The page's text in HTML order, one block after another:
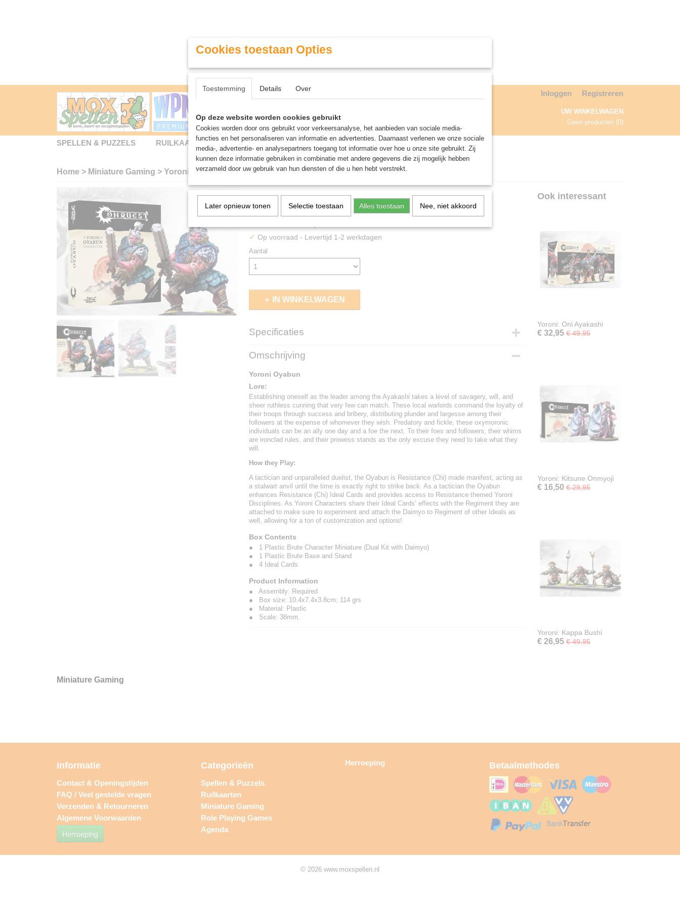
Contact & Openingstijden Inloggen Registreren
UW WINKELWAGEN
Geen producten (0)
SPELLEN & PUZZELS RUILKAARTEN MINIATURE GAMING ROLE PLAYING GAMES AGENDA
Home > Miniature Gaming > Yoroni: Oyabun
Yoroni: Oyabun
€ 16,50
✓ Op voorraad - Levertijd 1-2 werkdagen
Aantal
IN WINKELWAGEN
Specificaties
EAN code
Omschrijving
Yoroni Oyabun
Lore:
Establishing oneself as the leader among the Ayakashi takes a level of savagery, will, and
sheer ruthless cunning that very few can match. These local warlords command the loyalty of
their troops through success and bribery, distributing plunder and largesse among their
followers at the expense of whomever they wish. Predatory and fickle, these oxymoronic
individuals can be an ally one day and a foe the next. To their foes and followers, their whims
are ironclad rules, and their prowess stands as the only excuse they need to take what they
will.
How they Play:
A tactician and unparalleled duelist, the Oyabun is Resistance (Chi) made manifest, acting as
a stalwart anvil until the time is exactly right to strike back. As a tactician the Oyabun
enhances Resistance (Chi) Ideal Cards and provides access to Resistance themed Yoroni
Disciplines. As Yoroni Characters share their Ideal Cards’ effects with the Regiment they are
attached to make sure to experiment and attach the Daimyo to Regiment of other Ideals as
well, allowing for a ton of customization and options!
Box Contents
● 1 Plastic Brute Character Miniature (Dual Kit with Daimyo)
● 1 Plastic Brute Base and Stand
● 4 Ideal Cards
Product Information
● Assembly: Required
● Box size: 10.4x7.4x3.8cm; 114 grs
● Material: Plastic
● Scale: 38mm.
Ook interessant
Yoroni: Oni Ayakashi
€ 32,95 € 49,95
Yoroni: Kitsune Onmyoji
€ 16,50 € 29,95
Yoroni: Kappa Bushi
€ 26,95 € 49,95
Miniature Gaming
Informatie
Contact & Openingstijden
FAQ / Veel gestelde vragen
Verzenden & Retourneren
Algemene Voorwaarden
Herroeping
Categorieën
Spellen & Puzzels
Ruilkaarten
Miniature Gaming
Role Playing Games
Agenda
Herroeping Betaalmethodes
© 2026 www.moxspellen.nl
Cookies toestaan Opties
Toestemming Details Over
Op deze website worden cookies gebruikt
Cookies worden door ons gebruikt voor verkeersanalyse, het aanbieden van sociale media-
functies en het personaliseren van informatie en advertenties. Daarnaast verlenen we onze sociale
media-, advertentie- en analysepartners toegang tot informatie over hoe u onze site gebruikt. Zij
kunnen deze informatie gebruiken in combinatie met andere gegevens die zij mogelijk hebben
verzameld door uw gebruik van hun diensten of die u hen hebt verstrekt.
Later opnieuw tonen Selectie toestaan Alles toestaan Nee, niet akkoord